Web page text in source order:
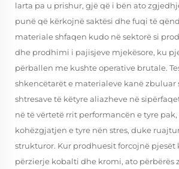
larta pa u prishur, gjë që i bën ato
punë që kërkojnë saktësi dhe fuqi të
materiale shfaqen kudo në sektorë si
dhe prodhimi i pajisjeve mjekësore, ku
përballen me kushte operative brutale.
shkencëtarët e materialeve kanë zbuluar
shtresave të këtyre aliazheve në
në të vërtetë rrit performancën e tyre
kohëzgjatjen e tyre nën stres, duke
strukturor. Kur prodhuesit forcojnë pjesët
përzierje kobalti dhe kromi, ato përbërës